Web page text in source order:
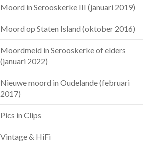
Moord in Serooskerke III (januari 2019)
Moord op Staten Island (oktober 2016)
Moordmeid in Serooskerke of elders
(januari 2022)
Nieuwe moord in Oudelande (februari
2017)
Pics in Clips
Vintage & HiFi